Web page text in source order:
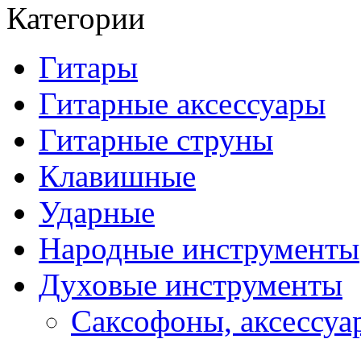
Категории
Гитары
Гитарные аксессуары
Гитарные струны
Клавишные
Ударные
Народные инструменты
Духовые инструменты
Саксофоны,